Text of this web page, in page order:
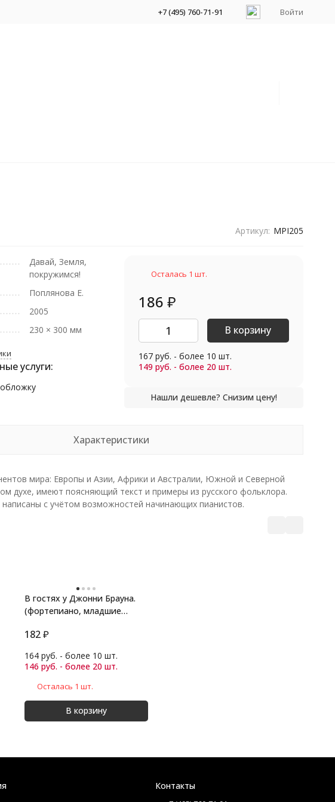
+7 (495) 760-71-91 Войти
Артикул: MPI205
Давай, Земля,
покружимся!
Поплянова Е.
2005
230 × 300 мм
услуги:
Осталась 1 шт.
186 ₽
В корзину
167 руб. - более 10 шт.
149 руб. - более 20 шт.
Характеристики
мира: Европы и Азии, Африки и Австралии, Южной и Северной
духе, имеют поясняющий текст и примеры из русского фольклора.
с учётом возможностей начинающих пианистов.
В гостях у Джонни Брауна.
(фортепиано, младшие
182₽
164 руб. - более 10 шт.
146 руб. - более 20 шт.
Осталась 1 шт.
В корзину
Контакты